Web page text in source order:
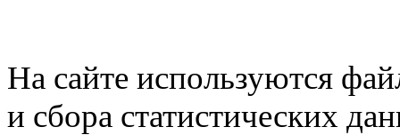
На сайте используются
и сбора статистических